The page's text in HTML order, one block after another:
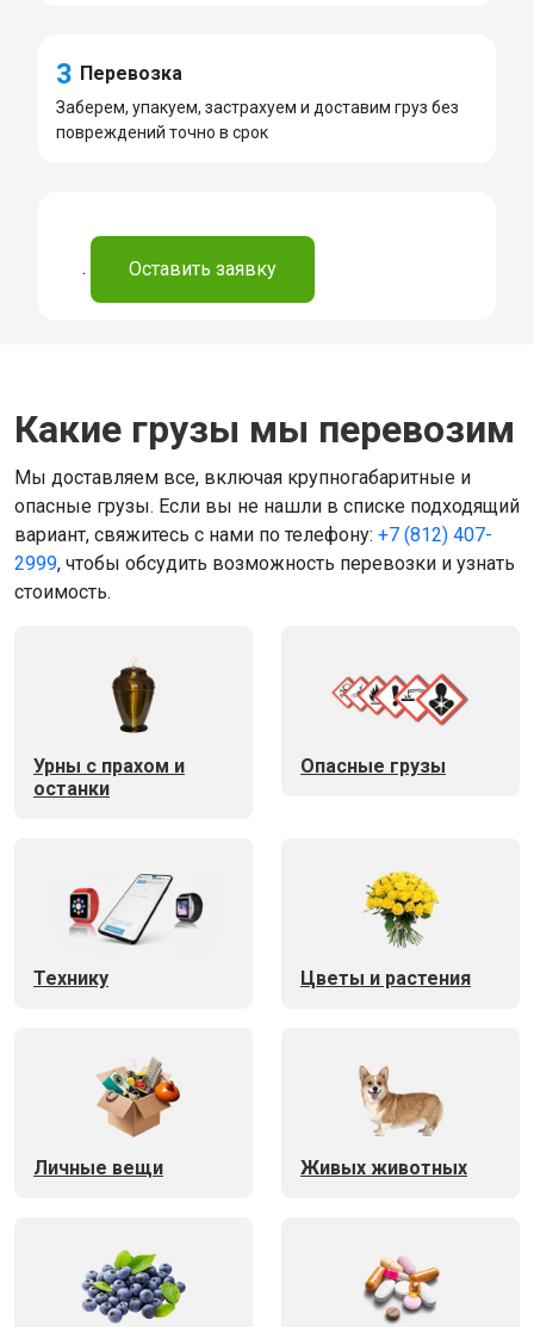
3 Перевозка
Заберем, упакуем, застрахуем и доставим груз без
повреждений точно в срок
. Оставить заявку
Какие грузы мы перевозим
Мы доставляем все, включая крупногабаритные и
опасные грузы. Если вы не нашли в списке подходящий
вариант, свяжитесь с нами по телефону: +7 (812) 407-
2999, чтобы обсудить возможность перевозки и узнать
стоимость.
Урны с прахом и
останки
Опасные грузы
Технику Цветы и растения
Личные вещи Живых животных